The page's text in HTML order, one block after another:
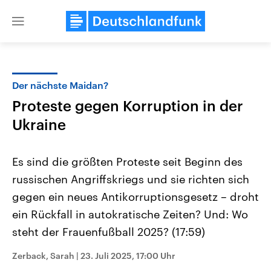
Close
Landtagswahl Sachsen-Anhalt
2026
Alle Informationen
Landtag. Seit 2021 wird das
USA
Aktuelle Beiträge,
Hintergründe
Wirtschaftlich und
den mächtigsten Ländern
Der nächste Maidan?
Proteste gegen Korruption in der
Ukraine
Es sind die größten Proteste seit Beginn des
russischen Angriffskriegs und sie richten sich
gegen ein neues Antikorruptionsgesetz – droht
ein Rückfall in autokratische Zeiten? Und: Wo
steht der Frauenfußball 2025? (17:59)
Zerback, Sarah | 23. Juli 2025, 17:00 Uhr